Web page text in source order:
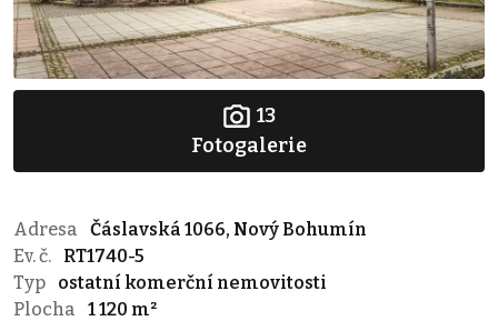
13
Fotogalerie
Adresa
Čáslavská 1066, Nový Bohumín
Ev. č.
RT1740-5
Typ
ostatní komerční nemovitosti
Plocha
1 120 m²